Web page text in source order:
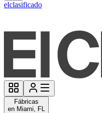
elclasificado
Fábricas
en Miami, FL